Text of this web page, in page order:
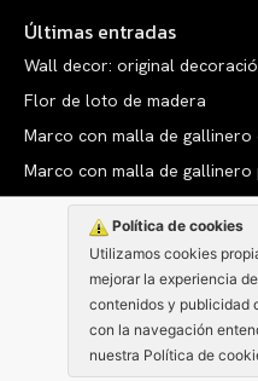
Política de cookies
Utilizamos cookies
mejorar la experiencia
contenidos y publicidad
con la navegación
nuestra Política de
Últimas entradas
Wall decor: original
Flor de loto de madera
Marco con malla de gallinero
Marco con malla de